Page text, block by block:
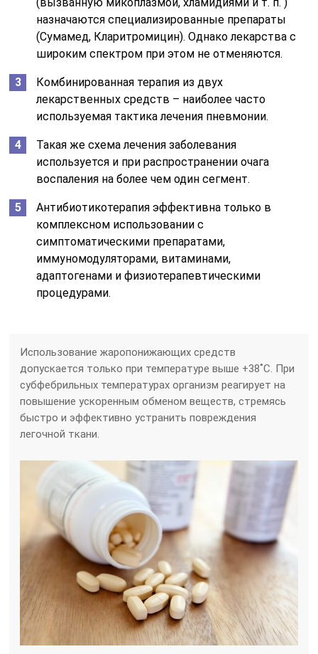
назначаются специализированные препараты
(Сумамед, Кларитромицин). Однако лекарства с
широким спектром при этом не отменяются.
Комбинированная терапия из двух
лекарственных средств – наиболее часто
используемая тактика лечения пневмонии.
Такая же схема лечения заболевания
используется и при распространении очага
воспаления на более чем один сегмент.
Антибиотикотерапия эффективна только в
комплексном использовании с
симптоматическими препаратами,
иммуномодуляторами, витаминами,
адаптогенами и физиотерапевтическими
процедурами.
Использование жаропонижающих средств
допускается только при температуре выше +38˚С. При
субфебрильных температурах организм реагирует на
повышение ускоренным обменом веществ, стремясь
быстро и эффективно устранить повреждения
легочной ткани.